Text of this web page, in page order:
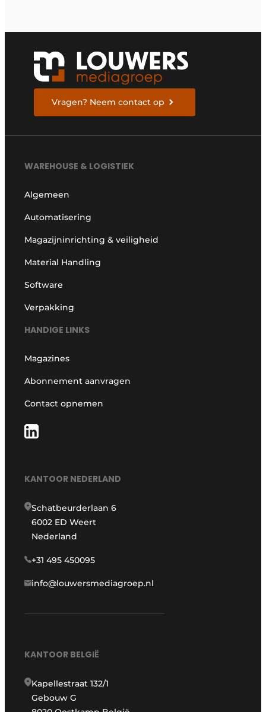
Vragen? Neem contact op
WAREHOUSE & LOGISTIEK
Algemeen
Automatisering
Magazijninrichting & veiligheid
Material Handling
Software
Verpakking
HANDIGE LINKS
Magazines
Abonnement aanvragen
Contact opnemen
KANTOOR NEDERLAND
Schatbeurderlaan 6
6002 ED Weert
Nederland
+31 495 450095
info@louwersmediagroep.nl
KANTOOR BELGIË
Kapellestraat 132/1
Gebouw G